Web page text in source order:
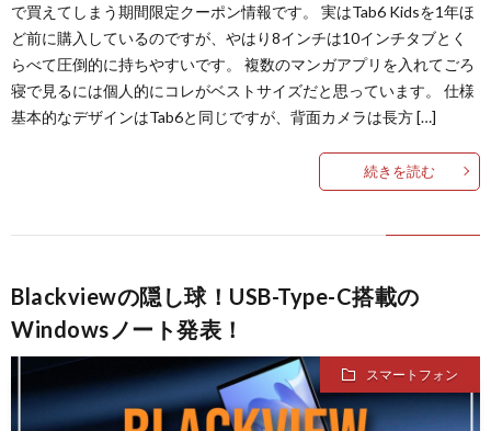
で買えてしまう期間限定クーポン情報です。 実はTab6 Kidsを1年ほ
ど前に購入しているのですが、やはり8インチは10インチタブとく
らべて圧倒的に持ちやすいです。 複数のマンガアプリを入れてごろ
寝で見るには個人的にコレがベストサイズだと思っています。 仕様
基本的なデザインはTab6と同じですが、背面カメラは長方 […]
続きを読む
Blackviewの隠し球！USB-Type-C搭載の
Windowsノート発表！
スマートフォン